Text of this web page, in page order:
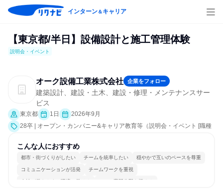
インターン＆キャリア
【東京都/半日】設備設計と施工管理体験
説明会・イベント
オーク設備工業株式会社 企業をフォロー
建築設計、建設・土木、建設・修理・メンテナンスサー
ビス
東京都 1日
2026年9月
28卒 | オープン・カンパニー&キャリア教育等（説明会・イベント [職種
こんな人におすすめ
都市・街づくりがしたい チームを統率したい 穏やかで互いのペースを尊重
コミュニケーションが活発 チームワークを重視
女性が働きやすい環境で働ける 一つの専門分野を極める